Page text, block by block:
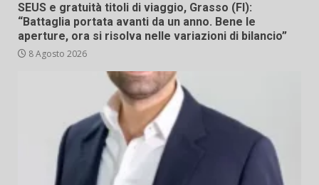
SEUS e gratuità titoli di viaggio, Grasso (FI):
“Battaglia portata avanti da un anno. Bene le
aperture, ora si risolva nelle variazioni di bilancio”
8 Agosto 2026